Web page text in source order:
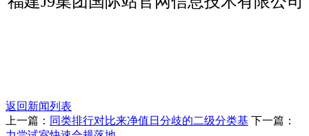
返回新闻列表
上一篇： 同类排行对比来净值日分歧的二级分类基 下一篇：